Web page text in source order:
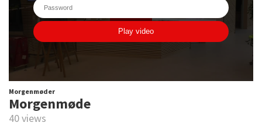
Morgenmøder
Morgenmøde
40 views